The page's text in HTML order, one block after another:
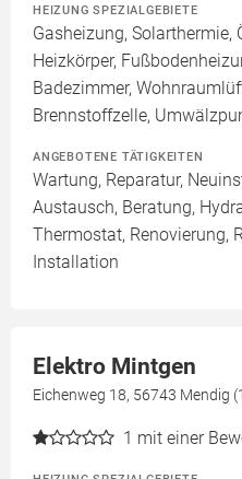
HEIZUNG SPEZIALGEBIETE
Gasheizung, Solarthermie,
Heizkörper,
Badezimmer,
Brennstoffzelle,
ANGEBOTENE TÄTIGKEITEN
Wartung, Reparatur,
Austausch, Beratung,
Thermostat, Renovierung,
Installation
Elektro Mintgen
Eichenweg 18, 56743 Mendig
1 mit einer